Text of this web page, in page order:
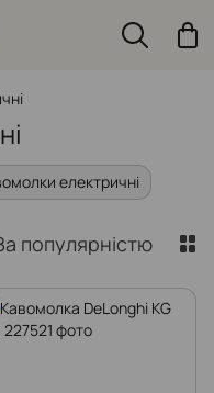
електричні
популярністю